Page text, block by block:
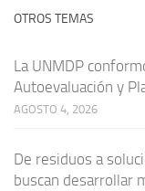
OTROS TEMAS
La UNMDP
Autoevaluación y
AGOSTO 4, 2026
De residuos a
buscan desarrollar